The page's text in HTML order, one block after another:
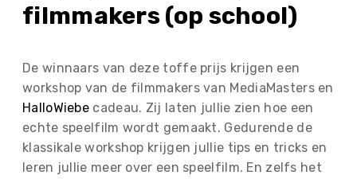
filmmakers (op school)
De winnaars van deze toffe prijs krijgen een
workshop van de filmmakers van MediaMasters en
HalloWiebe cadeau. Zij laten jullie zien hoe een
echte speelfilm wordt gemaakt. Gedurende de
klassikale workshop krijgen jullie tips en tricks en
leren jullie meer over een speelfilm. En zelfs het